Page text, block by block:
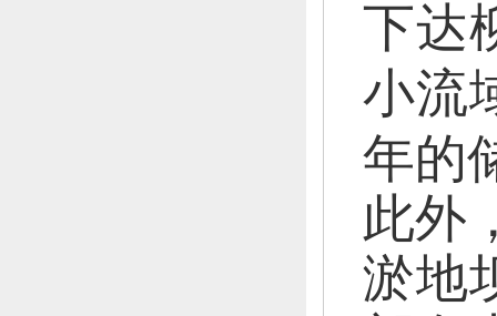
下
小流
年的
此外
淤地